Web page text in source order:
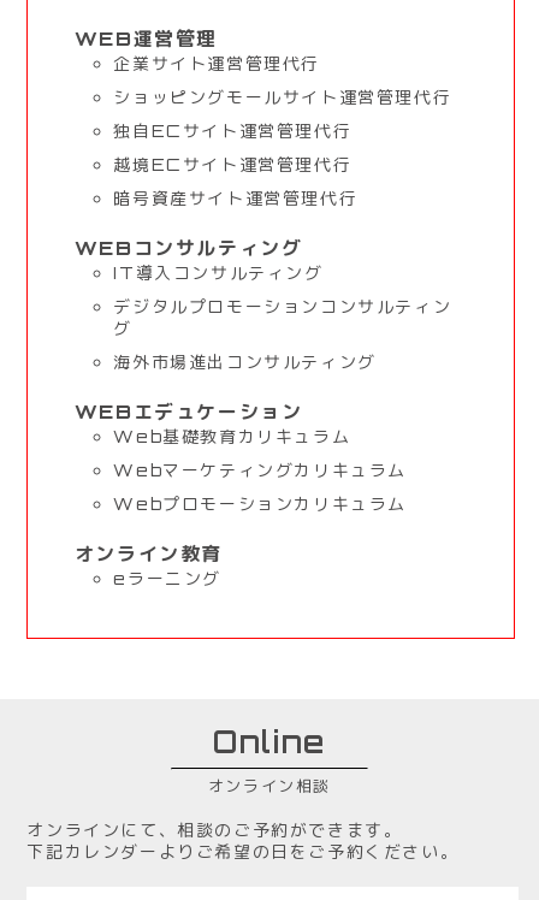
WEB運営管理
企業サイト運営管理代行
ショッピングモールサイト運営管理代行
独自ECサイト運営管理代行
越境ECサイト運営管理代行
暗号資産サイト運営管理代行
WEBコンサルティング
IT導入コンサルティング
デジタルプロモーションコンサルティン
グ
海外市場進出コンサルティング
WEBエデュケーション
Web基礎教育カリキュラム
Webマーケティングカリキュラム
Webプロモーションカリキュラム
オンライン教育
eラーニング
Online
オンライン相談
オンラインにて、相談のご予約ができます。
下記カレンダーよりご希望の日をご予約ください。